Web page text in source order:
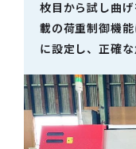
枚目から試し曲
載の荷重制御機
に設定し、正確な